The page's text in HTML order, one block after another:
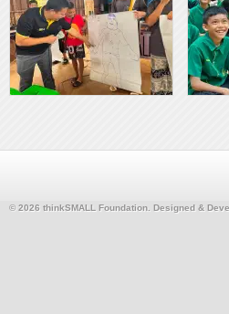
© 2026 thinkSMALL Foundation. Designed &